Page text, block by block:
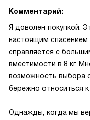
Комментарий:
Я доволен покупкой.
настоящим
справляется с
вместимости в 8 кг.
возможность выбора
бережно относиться
Однажды, когда мы